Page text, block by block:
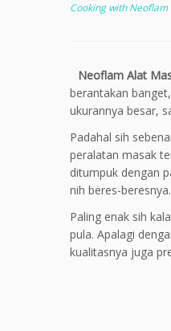
Cooking with Neoflam
Neoflam Alat
berantakan
ukurannya besar,
Padahal sih
peralatan masak
ditumpuk dengan
nih beres-beresnya.
Paling enak sih
pula. Apalagi
kualitasnya juga